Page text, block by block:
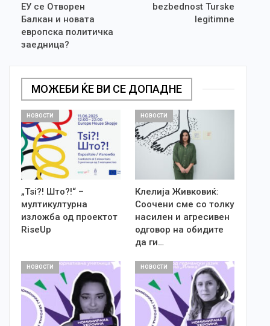
ЕУ се Отворен
Балкан и новата
европска политичка
заедница?
bezbednost Turske
legitimne
МОЖЕБИ ЌЕ ВИ СЕ ДОПАДНЕ
НОВОСТИ
„Tsi?! Што?!“ –
мултикултурна
изложба од проектот
RiseUp
НОВОСТИ
Клелија Живковиќ:
Соочени сме со толку
насилен и агресивен
одговор на обидите
да ги…
НОВОСТИ НОВОСТИ